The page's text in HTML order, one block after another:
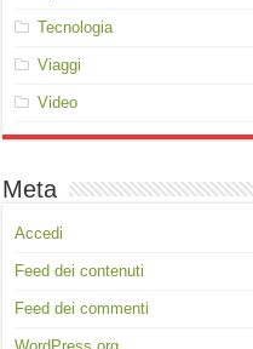
Tecnologia
Viaggi
Video
Meta
Accedi
Feed dei contenuti
Feed dei commenti